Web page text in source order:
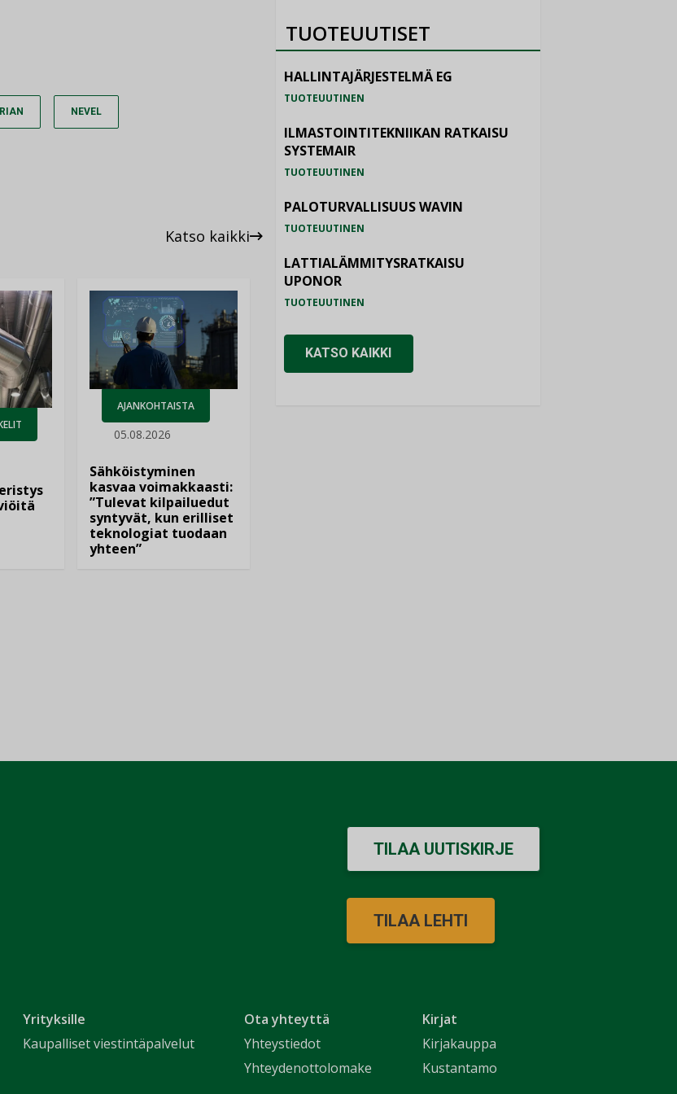
NEVEL
Katso kaikki
AJANKOHTAISTA
05.08.2026
Sähköistyminen
kasvaa voimakkaasti:
”Tulevat kilpailuedut
syntyvät, kun erilliset
teknologiat tuodaan
yhteen”
TUOTEUUTISET
HALLINTAJÄRJESTELMÄ EG
TUOTEUUTINEN
ILMASTOINTITEKNIIKAN RATKAISU
SYSTEMAIR
TUOTEUUTINEN
PALOTURVALLISUUS WAVIN
TUOTEUUTINEN
LATTIALÄMMITYSRATKAISU
UPONOR
TUOTEUUTINEN
KATSO KAIKKI
Yrityksille
Kaupalliset viestintäpalvelut
Ota yhteyttä
Yhteystiedot
Yhteydenottolomake
Kirjat
Kirjakauppa
Kustantamo
TILAA UUTISKIRJE
TILAA LEHTI